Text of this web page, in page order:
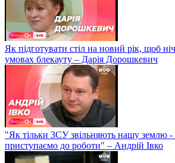
Як підготувати стіл на новий рік, щоб
умовах блекауту – Дарія Дорошкевич
"Як тільки ЗСУ звільняють нашу землю -
приступаємо до роботи" – Андрій Івко